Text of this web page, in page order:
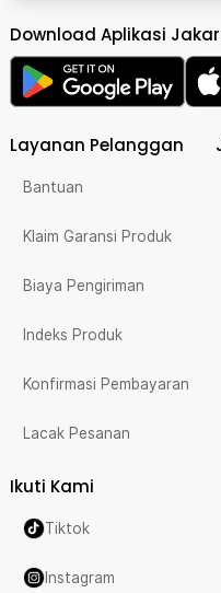
Download Aplikasi
Layanan Pelanggan
Bantuan
Klaim Garansi Produk
Biaya Pengiriman
Indeks Produk
Konfirmasi Pembayaran
Lacak Pesanan
Ikuti Kami
Tiktok
Instagram